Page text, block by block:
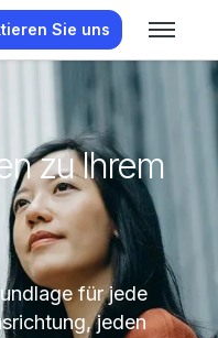
Sie uns
zu Ihrem
für jede
jeden